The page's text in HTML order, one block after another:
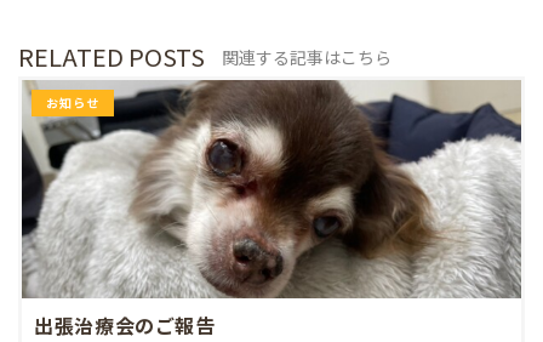
RELATED POSTS 関連する記事はこちら
お知らせ
出張治療会のご報告